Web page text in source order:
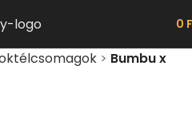
0
> Bumbu x